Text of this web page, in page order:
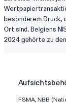
besonderem Druck,
Ort sind. Belgiens
2024 gehörte zu
FSMA, NBB